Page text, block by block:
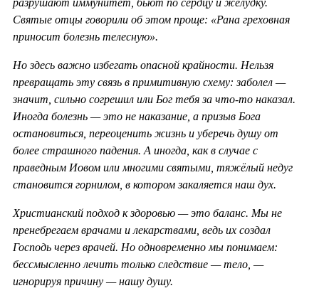
разрушают иммунитет, бьют по сердцу и желудку.
Святые отцы говорили об этом проще: «Рана греховная
приносит болезнь телесную».
Но здесь важно избегать опасной крайности. Нельзя
превращать эту связь в примитивную схему: заболел —
значит, сильно согрешил или Бог тебя за что-то наказал.
Иногда болезнь — это не наказание, а призыв Бога
остановиться, переоценить жизнь и уберечь душу от
более страшного падения. А иногда, как в случае с
праведным Иовом или многими святыми, тяжёлый недуг
становится горнилом, в котором закаляется наш дух.
Христианский подход к здоровью — это баланс. Мы не
пренебрегаем врачами и лекарствами, ведь их создал
Господь через врачей. Но одновременно мы понимаем:
бессмысленно лечить только следствие — тело, —
игнорируя причину — нашу душу.